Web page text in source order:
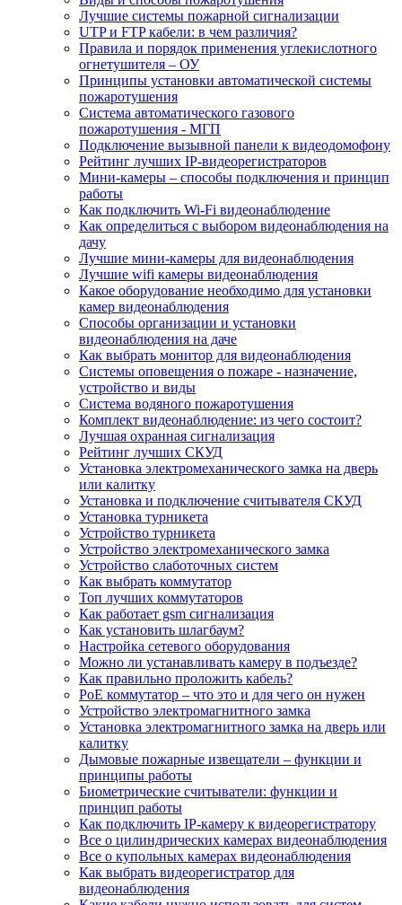
Лучшие системы пожарной сигнализации
UTP и FTP кабели: в чем различия?
Правила и порядок применения углекислотного
огнетушителя – ОУ
Принципы установки автоматической системы
пожаротушения
Система автоматического газового
пожаротушения - МГП
Подключение вызывной панели к видеодомофону
Рейтинг лучших IP-видеорегистраторов
Мини-камеры – способы подключения и принцип
работы
Как подключить Wi-Fi видеонаблюдение
Как определиться с выбором видеонаблюдения на
дачу
Лучшие мини-камеры для видеонаблюдения
Лучшие wifi камеры видеонаблюдения
Какое оборудование необходимо для установки
камер видеонаблюдения
Способы организации и установки
видеонаблюдения на даче
Как выбрать монитор для видеонаблюдения
Системы оповещения о пожаре - назначение,
устройство и виды
Система водяного пожаротушения
Комплект видеонаблюдение: из чего состоит?
Лучшая охранная сигнализация
Рейтинг лучших СКУД
Установка электромеханического замка на дверь
или калитку
Установка и подключение считывателя СКУД
Установка турникета
Устройство турникета
Устройство электромеханического замка
Устройство слаботочных систем
Как выбрать коммутатор
Топ лучших коммутаторов
Как работает gsm сигнализация
Как установить шлагбаум?
Настройка сетевого оборудования
Можно ли устанавливать камеру в подъезде?
Как правильно проложить кабель?
PoE коммутатор – что это и для чего он нужен
Устройство электромагнитного замка
Установка электромагнитного замка на дверь или
калитку
Дымовые пожарные извещатели – функции и
принципы работы
Биометрические считыватели: функции и
принцип работы
Как подключить IP-камеру к видеорегистратору
Все о цилиндрических камерах видеонаблюдения
Все о купольных камерах видеонаблюдения
Как выбрать видеорегистратор для
видеонаблюдения